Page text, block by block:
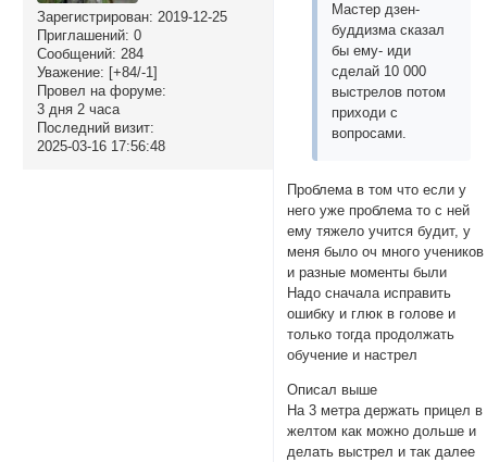
Зарегистрирован: 2019-12-25
Приглашений: 0
Сообщений: 284
Уважение: [+84/-1]
Провел на форуме:
3 дня 2 часа
Последний визит:
2025-03-16 17:56:48
Мастер дзен-
буддизма сказал
бы ему- иди
сделай 10 000
выстрелов потом
приходи с
вопросами.
Проблема в том что если у
него уже проблема то с ней
ему тяжело учится будит, у
меня было оч много учеников
и разные моменты были
Надо сначала исправить
ошибку и глюк в голове и
только тогда продолжать
обучение и настрел
Описал выше
На 3 метра держать прицел в
желтом как можно дольше и
делать выстрел и так далее